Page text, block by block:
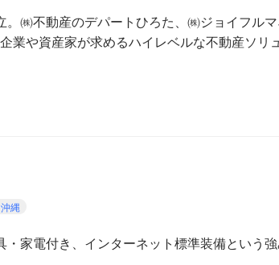
㈱不動産のデパートひろた、㈱ジョイフル
業や資産家が求めるハイレベルな不動産ソリ
縄
家電付き、インターネット標準装備という